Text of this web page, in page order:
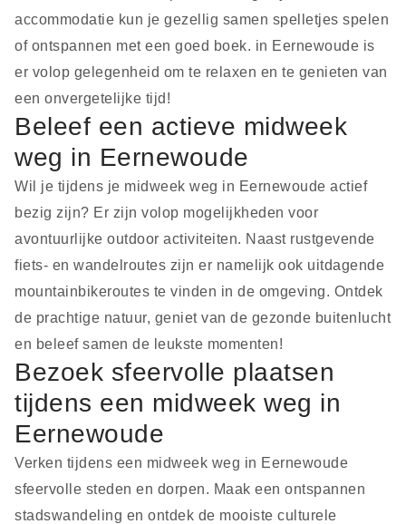
accommodatie kun je gezellig samen spelletjes spelen
of ontspannen met een goed boek. in Eernewoude is
er volop gelegenheid om te relaxen en te genieten van
een onvergetelijke tijd!
Beleef een actieve midweek
weg in Eernewoude
Wil je tijdens je midweek weg in Eernewoude actief
bezig zijn? Er zijn volop mogelijkheden voor
avontuurlijke outdoor activiteiten. Naast rustgevende
fiets- en wandelroutes zijn er namelijk ook uitdagende
mountainbikeroutes te vinden in de omgeving. Ontdek
de prachtige natuur, geniet van de gezonde buitenlucht
en beleef samen de leukste momenten!
Bezoek sfeervolle plaatsen
tijdens een midweek weg in
Eernewoude
Verken tijdens een midweek weg in Eernewoude
sfeervolle steden en dorpen. Maak een ontspannen
stadswandeling en ontdek de mooiste culturele